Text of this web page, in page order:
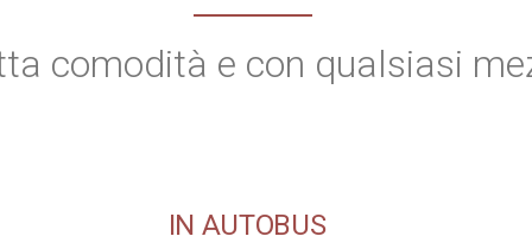
comodità e con qualsiasi
IN AUTOBUS